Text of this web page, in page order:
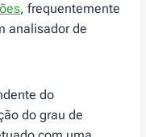
, frequentemente
analisador de
do
do grau de